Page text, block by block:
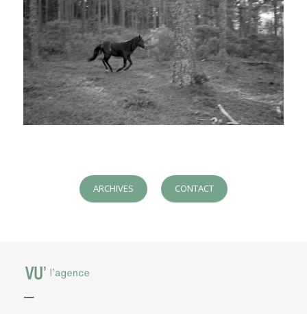
ARCHIVES CONTACT
—